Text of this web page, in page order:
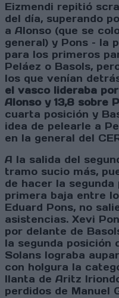
Eizmendi repitió
del día, superando
a Alonso (que se
general) y Pons – la
para los primeros
Peláez o Basols,
los que venían
el vasco lideraba
Alonso y 13,8 sobre
cuarta posición y
idea de pelearle a
en la general del
A la salida del
tramo sucio más,
de hacer la segunda
primera baja entre
Eduard Pons, no
asistencias. Xevi
por delante de
la segunda posición
Solans lograba
con holgura la
llanta de Aritz
perdidos de Manuel